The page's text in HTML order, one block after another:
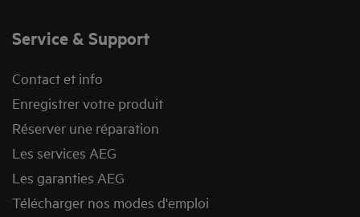
Service & Support
Contact et info
Enregistrer votre produit
Réserver une réparation
Les services AEG
Les garanties AEG
Télécharger nos modes d'emploi